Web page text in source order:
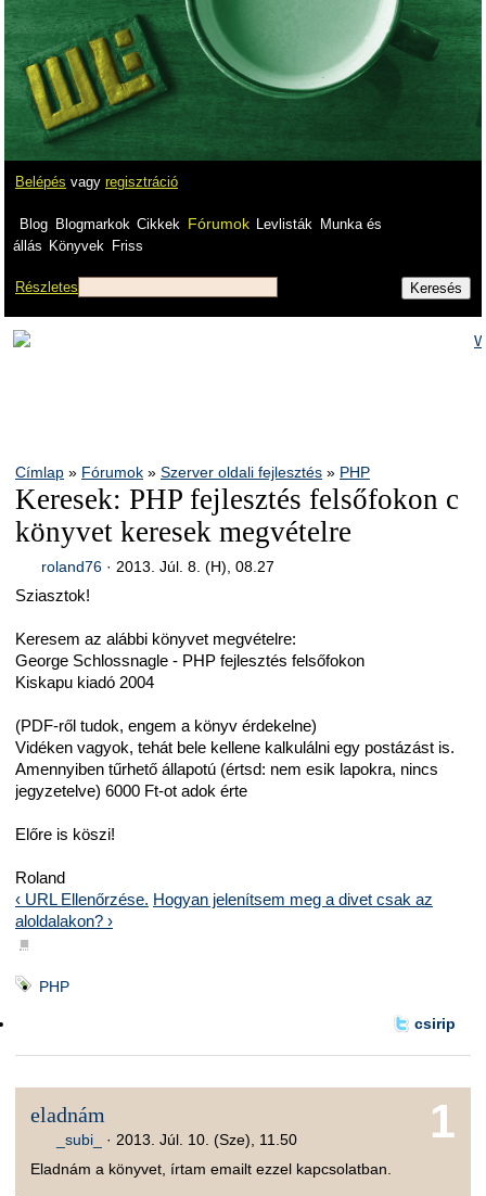
Belépés vagy regisztráció
Blog Blogmarkok Cikkek Fórumok Levlisták
Munka és
állás Könyvek Friss
Részletes
Címlap » Fórumok » Szerver oldali fejlesztés » PHP
Keresek: PHP fejlesztés felsőfokon c
könyvet keresek megvételre
roland76· 2013. Júl. 8. (H), 08.27
Sziasztok!
Keresem az alábbi könyvet megvételre:
George Schlossnagle - PHP fejlesztés felsőfokon
Kiskapu kiadó 2004
(PDF-ről tudok, engem a könyv érdekelne)
Vidéken vagyok, tehát bele kellene kalkulálni egy postázást is.
Amennyiben tűrhető állapotú (értsd: nem esik lapokra, nincs
jegyzetelve) 6000 Ft-ot adok érte
Előre is köszi!
Roland
‹ URL Ellenőrzése. Hogyan jelenítsem meg a divet csak az
aloldalakon? ›
■
PHP
csirip
1
eladnám
_subi_ · 2013. Júl. 10. (Sze), 11.50
Eladnám a könyvet, írtam emailt ezzel kapcsolatban.